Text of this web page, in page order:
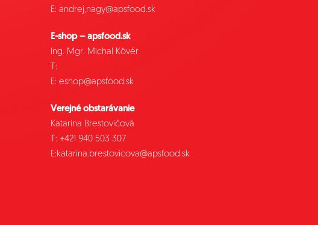
E: andrej,nagy@apsfood.sk
E-shop – apsfood.sk
Ing. Mgr. Michal Kövér
T:
E: eshop@apsfood.sk
Verejné obstarávanie
Katarína Brestovičová
T: +421 940 503 307
E:katarina.brestovicova@apsfood.sk